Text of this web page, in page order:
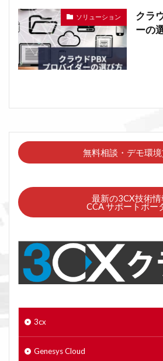
ソリューション
クラ
ーの
無料相談・デモ環境
最新の3CX技術情
CCA サポートポー
3cx
Genesys Cloud